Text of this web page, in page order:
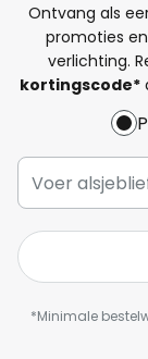
Ontvang als
promoties
verlichting.
kortingscode*
*Minimale